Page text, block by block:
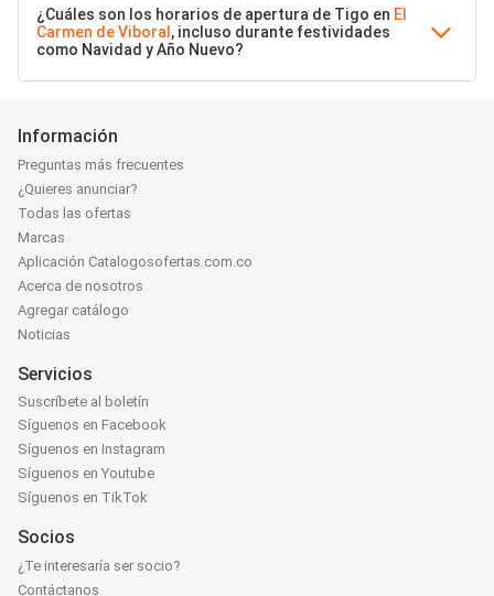
¿Cuáles son los horarios de apertura de Tigo en El
Carmen de Viboral , incluso durante festividades
como Navidad y Año Nuevo?
Información
Preguntas más frecuentes
¿Quieres anunciar?
Todas las ofertas
Marcas
Aplicación Catalogosofertas.com.co
Acerca de nosotros
Agregar catálogo
Noticias
Servicios
Suscríbete al boletín
Síguenos en Facebook
Síguenos en Instagram
Síguenos en Youtube
Síguenos en TikTok
Socios
¿Te interesaría ser socio?
Contáctanos